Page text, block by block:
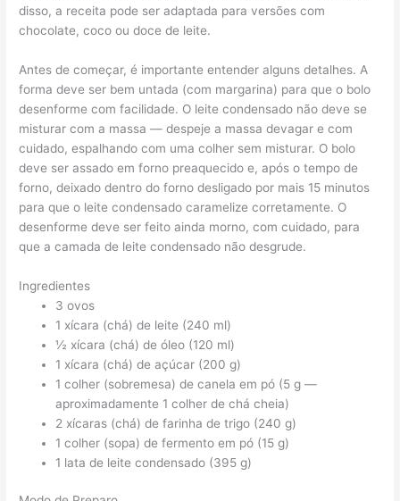
disso, a receita pode ser adaptada para versões com
chocolate, coco ou doce de leite.
Antes de começar, é importante entender alguns detalhes. A
forma deve ser bem untada (com margarina) para que o bolo
desenforme com facilidade. O leite condensado não deve se
misturar com a massa — despeje a massa devagar e com
cuidado, espalhando com uma colher sem misturar. O bolo
deve ser assado em forno preaquecido e, após o tempo de
forno, deixado dentro do forno desligado por mais 15 minutos
para que o leite condensado caramelize corretamente. O
desenforme deve ser feito ainda morno, com cuidado, para
que a camada de leite condensado não desgrude.
Ingredientes
3 ovos
1 xícara (chá) de leite (240 ml)
½ xícara (chá) de óleo (120 ml)
1 xícara (chá) de açúcar (200 g)
1 colher (sobremesa) de canela em pó (5 g —
aproximadamente 1 colher de chá cheia)
2 xícaras (chá) de farinha de trigo (240 g)
1 colher (sopa) de fermento em pó (15 g)
1 lata de leite condensado (395 g)